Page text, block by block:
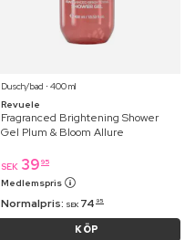
Dusch/bad ⋅ 400 ml
Revuele
Fragranced Brightening Shower
Gel Plum & Bloom Allure
SEK 39 95
Medlemspris
Normalpris: SEK 74 95
KÖP